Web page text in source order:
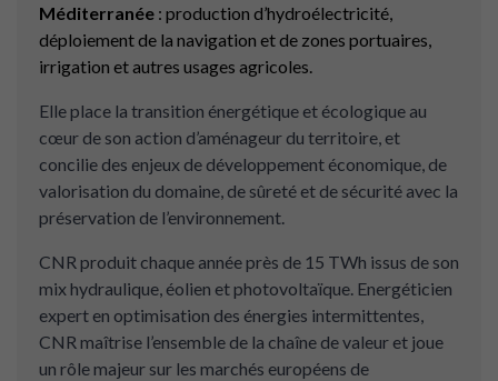
Méditerranée : production d’hydroélectricité,
déploiement de la navigation et de zones portuaires,
irrigation et autres usages agricoles.
Elle place la transition énergétique et écologique au
cœur de son action d’aménageur du territoire, et
concilie des enjeux de développement économique, de
valorisation du domaine, de sûreté et de sécurité avec la
préservation de l’environnement.
CNR produit chaque année près de 15 TWh issus de son
mix hydraulique, éolien et photovoltaïque. Energéticien
expert en optimisation des énergies intermittentes,
CNR maîtrise l’ensemble de la chaîne de valeur et joue
un rôle majeur sur les marchés européens de